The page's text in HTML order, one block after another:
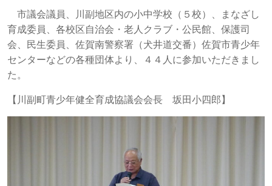
市議会議員、川副地区内の小中学校（５校）、まなざし
育成委員、各校区自治会・老人クラブ・公民館、保護司
会、民生委員、佐賀南警察署（犬井道交番）佐賀市青少年
センターなどの各種団体より、４４人に参加いただきまし
た。
【川副町青少年健全育成協議会会長 坂田小四郎】